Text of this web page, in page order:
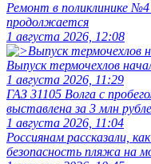
Ремонт в поликлинике
продолжается
1 августа 2026, 12:08
Выпуск термочехлов
1 августа 2026, 11:29
ГАЗ 31105 Волга с
выставлена за 3 млн
1 августа 2026, 11:04
Россиянам рассказали,
безопасность пляжа на